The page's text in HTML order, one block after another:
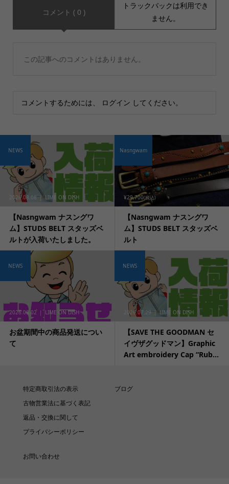
コメント ( 0 )
トラックバックは利用でき
ません。
この記事へのコメントはありません。
コメントするためには、 ログイン してください。
2026.08.08 LIME ON DISH
【Nasngwam ナスングワ
ム】STUDS BELT スタッズベ
ルトが入荷いたしました。
NEWS
¥29,700(税込)
【Nasngwam ナスングワ
ム】STUDS BELT スタッズベ
ルト
Nasngwam
2026.08.02 LIME ON DISH
お盆期間中の商品発送につい
て
NEWS
2026.07.29 LIME ON DISH
【SAVE THE GOODMAN セ
イヴザグッドマン】Graphic
Art embroidery Cap “Rub...
NEWS
特定商取引法の表示
古物営業法に基づく表記
返品・交換に関して
プライバシーポリシー
ブログ
お問い合わせ